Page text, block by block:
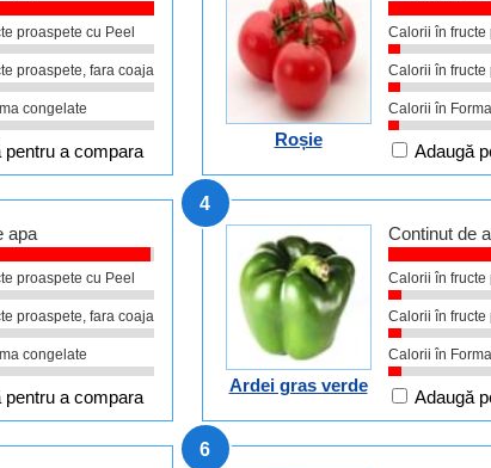
proaspete cu Peel
proaspete, fara coaja
congelate
pentru a compara
Roșie
Calorii în fructe
Calorii în fructe
Calorii în
Adaugă
apa
proaspete cu Peel
proaspete, fara coaja
congelate
pentru a compara
4
Ardei gras verde
Continut de
Calorii în fructe
Calorii în fructe
Calorii în
Adaugă
6